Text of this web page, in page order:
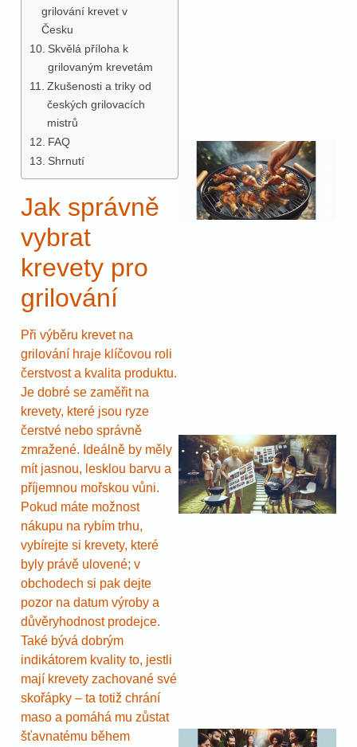
grilování krevet v
Česku
Skvělá příloha k
grilovaným krevetám
Zkušenosti a triky od
českých grilovacích
mistrů
FAQ
Shrnutí
Jak správně
vybrat
krevety pro
grilování
Při výběru krevet na
grilování hraje klíčovou roli
čerstvost a kvalita produktu.
Je dobré se zaměřit na
krevety, které jsou ryze
čerstvé nebo správně
zmražené. Ideálně by měly
mít jasnou, lesklou barvu a
příjemnou mořskou vůni.
Pokud máte možnost
nákupu na rybím trhu,
vybírejte si krevety, které
byly právě ulovené; v
obchodech si pak dejte
pozor na datum výroby a
důvěryhodnost prodejce.
Také bývá dobrým
indikátorem kvality to, jestli
mají krevety zachované své
skořápky – ta totiž chrání
maso a pomáhá mu zůstat
šťavnatému během